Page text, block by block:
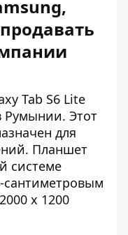
Tab S6 Lite
Румынии. Этот
для
. Планшет
системе
x 1200